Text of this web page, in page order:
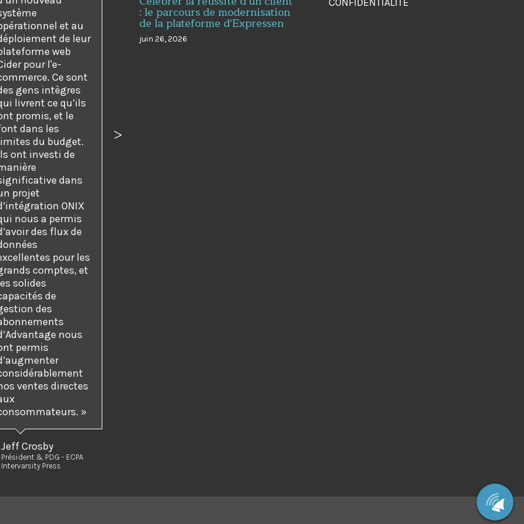
et au
de leur
web
pour l'e-
Ce sont
gens intègres
livrent ce qu’ils
promis, et le
dans les
du budget.
ont investi de
dans
projet
ONIX
nous a permis
des flux de
pour les
comptes, et
solides
de
des
nous
permis
ventes directes
»
Jeff Crosby
Président & PDG - ECPA
Intervarsity Press
Suivant
: le parcours de modernisation
de la plateforme d'Expressen
juin 26, 2026